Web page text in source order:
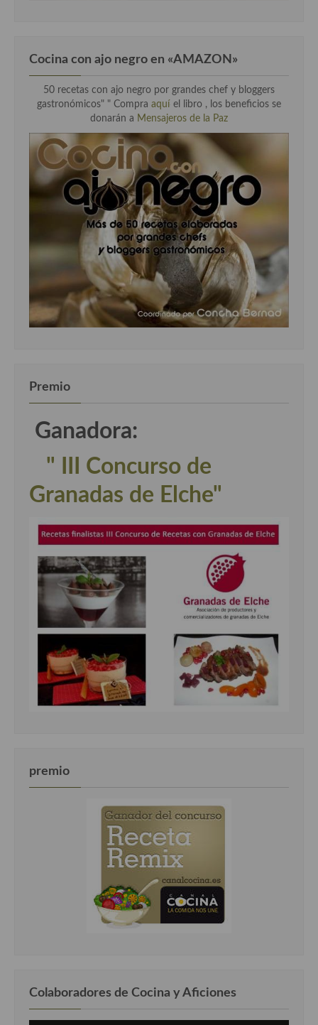
Cocina con ajo negro en «AMAZON»
50 recetas con ajo negro por grandes chef y bloggers
gastronómicos" " Compra aquí el libro , los beneficios se
donarán a Mensajeros de la Paz
Premio
Ganadora:
" III Concurso de
Granadas de Elche"
premio
Colaboradores de Cocina y Aficiones